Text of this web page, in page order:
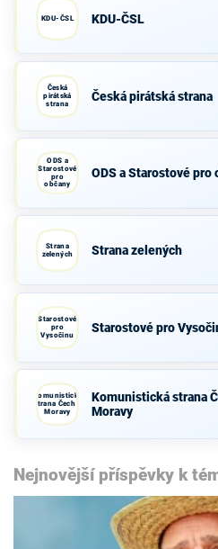
KDU-ČSL KDU-ČSL
Česká
pirátská
strana
Česká pirátská strana
ODS a
Starostové
pro
občany
ODS a Starostové pro
Strana
zelených
Strana zelených
Starostové
pro
Vysočinu
Starostové pro
Komunistická
strana Čech a
Moravy
Komunistická strana
Moravy
Nejnovější příspěvky k